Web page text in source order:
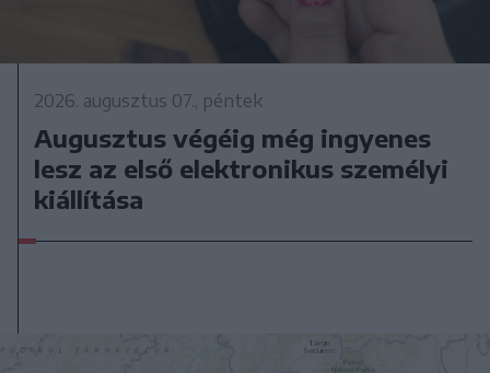
2026. augusztus 07., péntek
Augusztus végéig még ingyenes
lesz az első elektronikus személyi
kiállítása